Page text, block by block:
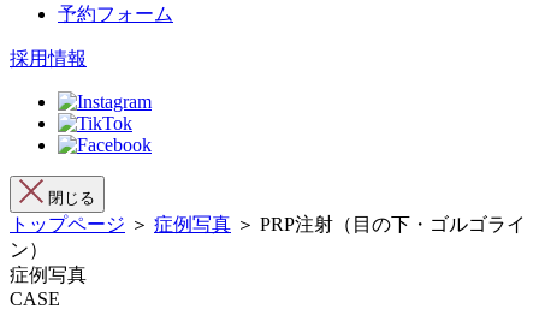
予約フォーム
採用情報
閉じる
トップページ ＞ 症例写真 ＞ PRP注射（目の下・ゴルゴライ
ン）
症例写真
CASE